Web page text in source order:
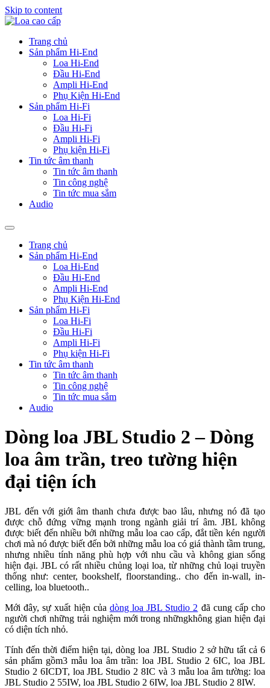
Skip to content
Trang chủ
Sản phẩm Hi-End
Loa Hi-End
Đầu Hi-End
Ampli Hi-End
Phụ Kiện Hi-End
Sản phẩm Hi-Fi
Loa Hi-Fi
Đầu Hi-Fi
Ampli Hi-Fi
Phụ kiện Hi-Fi
Tin tức âm thanh
Tin tức âm thanh
Tin công nghệ
Tin tức mua sắm
Audio
Trang chủ
Sản phẩm Hi-End
Loa Hi-End
Đầu Hi-End
Ampli Hi-End
Phụ Kiện Hi-End
Sản phẩm Hi-Fi
Loa Hi-Fi
Đầu Hi-Fi
Ampli Hi-Fi
Phụ kiện Hi-Fi
Tin tức âm thanh
Tin tức âm thanh
Tin công nghệ
Tin tức mua sắm
Audio
Dòng loa JBL Studio 2 – Dòng
loa âm trần, treo tường hiện
đại tiện ích
JBL đến với giới âm thanh chưa được bao lâu, nhưng nó đã tạo
được chỗ đứng vững mạnh trong ngành giải trí âm. JBL không
được biết đến nhiều bởi những mẫu loa cao cấp, đắt tiền kén người
chơi mà nó được biết đến bởi những mẫu loa có giá thành tầm trung,
nhưng nhiều tính năng phù hợp với nhu cầu và không gian sống
hiện đại. JBL có rất nhiều chủng loại loa, từ những chủ loại truyền
thống như: center, bookshelf, floorstanding.. cho đến in-wall, in-
celling, loa bluetooth..
Mới đây, sự xuất hiện của dòng loa JBL Studio 2 đã cung cấp cho
người chơi những trải nghiệm mới trong nhữngkhông gian hiện đại
có diện tích nhỏ.
Tính đến thời điểm hiện tại, dòng loa JBL Studio 2 sở hữu tất cả 6
sản phẩm gồm3 mẫu loa âm trần: loa JBL Studio 2 6IC, loa JBL
Studio 2 6ICDT, loa JBL Studio 2 8IC và 3 mẫu loa âm tường: loa
JBL Studio 2 55IW, loa JBL Studio 2 6IW, loa JBL Studio 2 8IW.